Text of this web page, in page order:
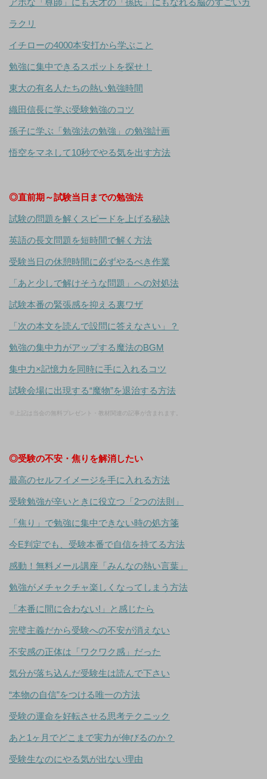
ラクリ
イチローの4000本安打から学ぶこと
勉強に集中できるスポットを探せ！
東大の有名人たちの熱い勉強時間
織田信長に学ぶ受験勉強のコツ
孫子に学ぶ「勉強法の勉強」の勉強計画
悟空をマネして10秒でやる気を出す方法
◎直前期～試験当日までの勉強法
試験の問題を解くスピードを上げる秘訣
英語の長文問題を短時間で解く方法
受験当日の休憩時間に必ずやるべき作業
「あと少しで解けそうな問題」への対処法
試験本番の緊張感を抑える裏ワザ
「次の本文を読んで設問に答えなさい」？
勉強の集中力がアップする魔法のBGM
集中力×記憶力を同時に手に入れるコツ
試験会場に出現する“魔物”を退治する方法
※上記は当会の無料プレゼント・教材関連の記事が含まれます。
◎受験の不安・焦りを解消したい
最高のセルフイメージを手に入れる方法
受験勉強が辛いときに役立つ「2つの法則」
「焦り」で勉強に集中できない時の処方箋
今E判定でも、受験本番で自信を持てる方法
感動！無料メール講座「みんなの熱い言葉」
勉強がメチャクチャ楽しくなってしまう方法
「本番に間に合わない!」と感じたら
完璧主義だから受験への不安が消えない
不安感の正体は「ワクワク感」だった
気分が落ち込んだ受験生は読んで下さい
“本物の自信”をつける唯一の方法
受験の運命を好転させる思考テクニック
あと1ヶ月でどこまで実力が伸びるのか？
受験生なのにやる気が出ない理由